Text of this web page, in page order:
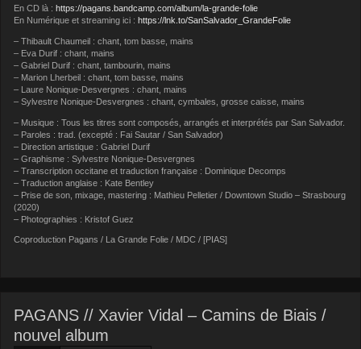
En CD là :https://pagans.bandcamp.com/album/la-grande-folie
En Numérique et streaming ici :https://lnk.to/SanSalvador_GrandeFolie
– Thibault Chaumeil : chant, tom basse, mains
– Eva Durif : chant, mains
– Gabriel Durif : chant, tambourin, mains
– Marion Lherbeil : chant, tom basse, mains
– Laure Nonique-Desvergnes : chant, mains
– Sylvestre Nonique-Desvergnes : chant, cymbales, grosse caisse, mains
– Musique : Tous les titres sont composés, arrangés et interprétés par San Salvador.
– Paroles : trad. (excepté : Fai Sautar / San Salvador)
– Direction artistique : Gabriel Durif
– Graphisme : Sylvestre Nonique-Desvergnes
– Transcription occitane et traduction française : Dominique Decomps
– Traduction anglaise : Kate Bentley
– Prise de son, mixage, mastering : Mathieu Pelletier / Downtown Studio – Strasbourg
(2020)
– Photographies : Kristof Guez
Coproduction Pagans / La Grande Folie / MDC / [PIAS]
PAGANS // Xavier Vidal – Camins de Biais /
nouvel album